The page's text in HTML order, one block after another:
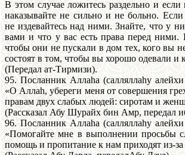
В этом случае ложитесь раздельно и если
наказывайте не сильно и не больно.
не издевайтесь над ними. Знайте, что у
вами и что у вас есть права перед
чтобы они не пускали в дом тех, кого вы
состоят в том, чтобы вы хорошо одевали и
(Передал ат-Тирмизи).
95. Посланник Аллаhа (салляллаhу алейхи
«О Аллаh, убереги меня от совершения
правам двух слабых людей: сиротам и
(Рассказал Абу Шурайх бин Амр, передал
96. Посланник Аллаhа (салляллаhу алейхи
«Помогайте мне в выполнении просьбы
помощь и пропитание к нам приходят из-